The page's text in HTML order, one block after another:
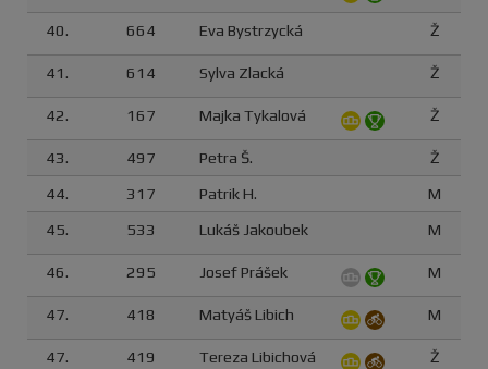
40. 664 Eva Bystrzycká Ž
41. 614 Sylva Zlacká Ž
42. 167 Majka Tykalová Ž
43. 497 Petra Š.
Ž
44.
317 Patrik H.
M
45.
533 Lukáš Jakoubek M
46. 295 Josef Prášek M
47. 418 Matyáš Libich M
47. 419 Tereza Libichová Ž